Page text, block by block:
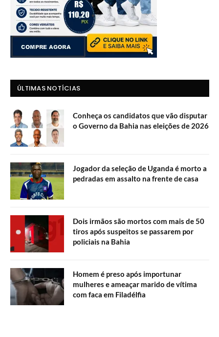
ÚLTIMAS NOTÍCIAS
Conheça os candidatos que vão disputar
o Governo da Bahia nas eleições de 2026
Jogador da seleção de Uganda é morto a
pedradas em assalto na frente de casa
Dois irmãos são mortos com mais de 50
tiros após suspeitos se passarem por
policiais na Bahia
Homem é preso após importunar
mulheres e ameaçar marido de vítima
com faca em Filadélfia